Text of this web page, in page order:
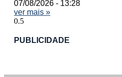
07/08/2026
13:28
ver mais »
PUBLICIDADE